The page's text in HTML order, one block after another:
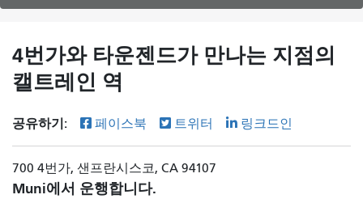
기
4번가와 타운젠드가 만나는 지점의
캘트레인 역
공유하기: 페이스북 트위터 링크드인
700 4번가, 샌프란시스코, CA 94107
Muni에서 운행합니다.